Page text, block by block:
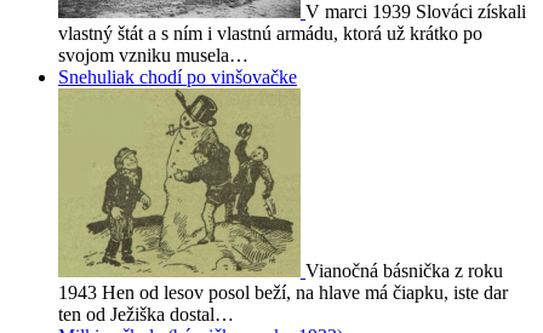
V marci 1939 Slováci získali
vlastný štát a s ním i vlastnú armádu, ktorá už krátko po
svojom vzniku musela…
Snehuliak chodí po vinšovačke
Vianočná básnička z roku
1943 Hen od lesov posol beží, na hlave má čiapku, iste dar
ten od Ježiška dostal…